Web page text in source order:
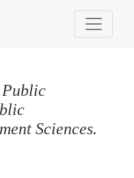
Public
Sciences.